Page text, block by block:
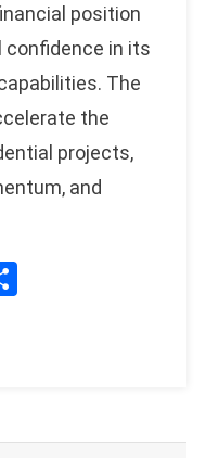
position
in its
The
the
projects,
and
Share